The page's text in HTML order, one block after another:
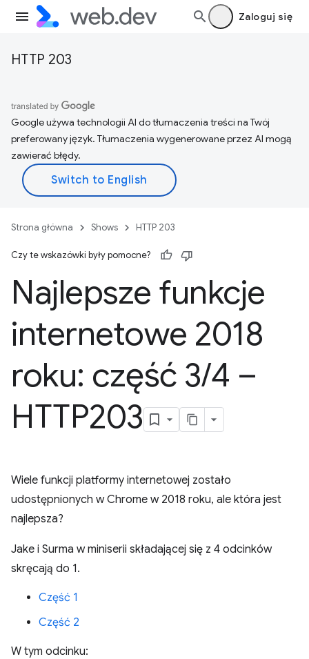
Zaloguj się
HTTP 203
Google używa technologii AI do tłumaczenia treści na Twój
preferowany język. Tłumaczenia wygenerowane przez AI mogą
zawierać błędy.
Strona główna Shows HTTP 203
Czy te wskazówki były pomocne?
Najlepsze funkcje
internetowe 2018
roku: część 3/4 –
HTTP203
Wiele funkcji platformy internetowej zostało
udostępnionych w Chrome w 2018 roku, ale która jest
najlepsza?
Jake i Surma w miniserii składającej się z 4 odcinków
skręcają do 1.
Część 1
Część 2
W tym odcinku: